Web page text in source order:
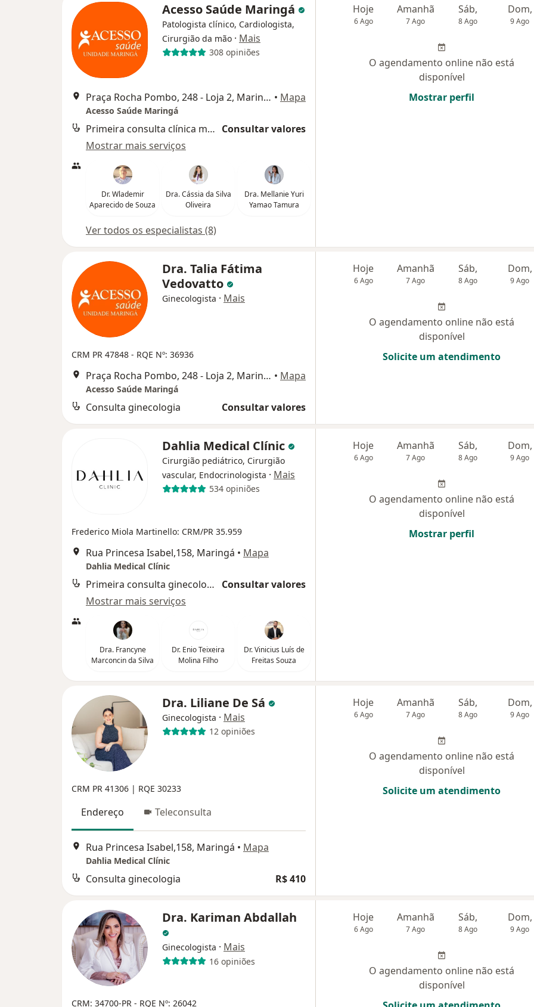
Acesso Saúde Maringá
Patologista clínico, Cardiologista,
Cirurgião da mão · Mais
308 opiniões
Praça Rocha Pombo, 248 - Loja 2, Maringá • Mapa
Acesso Saúde Maringá
Primeira consulta clínica médica Consultar valores
Mostrar mais serviços
Dr. Wlademir
Aparecido de Souza
Dra. Cássia da Silva
Oliveira
Dra. Mellanie Yuri
Yamao Tamura
Ver todos os especialistas (8)
Hoje
6 Ago
Amanhã
7 Ago
Sáb,
8 Ago
Dom,
9 Ago
O agendamento online não está
disponível
Mostrar perfil
Dra. Talia Fátima
Vedovatto
Ginecologista · Mais
CRM PR 47848 - RQE Nº: 36936
Praça Rocha Pombo, 248 - Loja 2, Maringá • Mapa
Acesso Saúde Maringá
Consulta ginecologia Consultar valores
Hoje
6 Ago
Amanhã
7 Ago
Sáb,
8 Ago
Dom,
9 Ago
O agendamento online não está
disponível
Solicite um atendimento
Dahlia Medical Clínic
Cirurgião pediátrico, Cirurgião
vascular, Endocrinologista · Mais
534 opiniões
Frederico Miola Martinello: CRM/PR 35.959
Rua Princesa Isabel,158, Maringá • Mapa
Dahlia Medical Clínic
Primeira consulta ginecologia e obstetrícia
Consultar valores
Mostrar mais serviços
Dra. Francyne
Marconcin da Silva
Dr. Enio Teixeira
Molina Filho
Dr. Vinicius Luís de
Freitas Souza
Hoje
6 Ago
Amanhã
7 Ago
Sáb,
8 Ago
Dom,
9 Ago
O agendamento online não está
disponível
Mostrar perfil
Dra. Liliane De Sá
Ginecologista · Mais
12 opiniões
CRM PR 41306 | RQE 30233
Endereço Teleconsulta
Rua Princesa Isabel,158, Maringá • Mapa
Dahlia Medical Clínic
Consulta ginecologia R$ 410
Hoje
6 Ago
Amanhã
7 Ago
Sáb,
8 Ago
Dom,
9 Ago
O agendamento online não está
disponível
Solicite um atendimento
Dra. Kariman Abdallah
Ginecologista · Mais
16 opiniões
CRM: 34700-PR - RQE Nº: 26042
Hoje
6 Ago
Amanhã
7 Ago
Sáb,
8 Ago
Dom,
9 Ago
O agendamento online não está
disponível